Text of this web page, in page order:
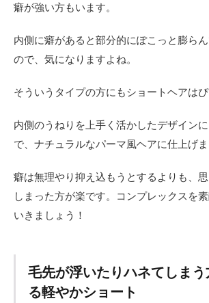
癖が強い方もいます。
内側に癖があると部分的にぽこっと膨ら
ので、気になりますよね。
そういうタイプの方にもショートヘアはぴ
内側のうねりを上手く活かしたデザイン
で、ナチュラルなパーマ風ヘアに仕上げま
癖は無理やり抑え込もうとするよりも、
しまった方が楽です。コンプレックスを
いきましょう！
毛先が浮いたりハネてしま
る軽やかショート